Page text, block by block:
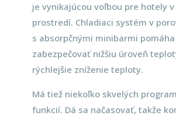
je vynikajúcou voľbou pre hotely
prostredí. Chladiaci systém v
s absorpčnými minibarmi pomáha
zabezpečovať nižšiu úroveň
rýchlejšie zníženie teploty.
Má tiež niekoľko skvelých
funkcií. Dá sa načasovať, takže